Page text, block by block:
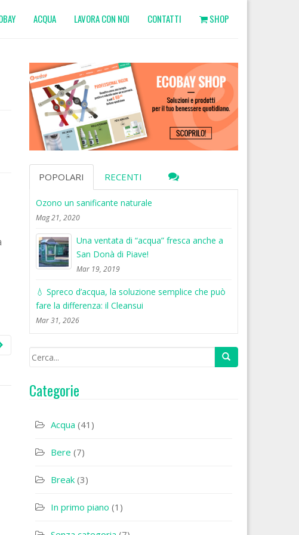
ACQUA LAVORA CON NOI CONTATTI SHOP
POPOLARI RECENTI
Ozono un sanificante naturale
Mag 21, 2020
Una ventata di “acqua” fresca anche a
San Donà di Piave!
Mar 19, 2019
💧 Spreco d’acqua, la soluzione semplice che può
fare la differenza: il Cleansui
Mar 31, 2026
Categorie
Acqua (41)
Bere (7)
Break (3)
In primo piano (1)